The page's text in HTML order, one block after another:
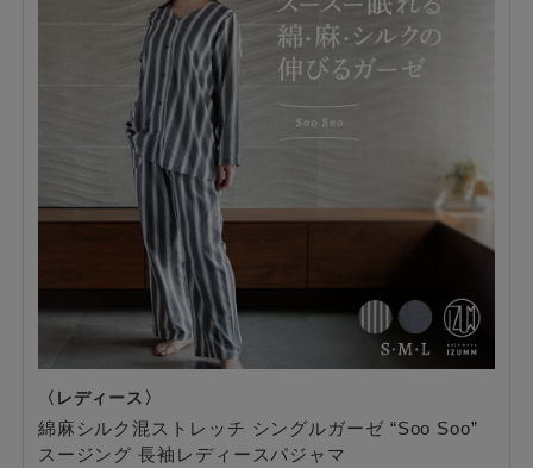
綿麻シルク混ストレッチ シングルガーゼ “Soo Soo”
スージング 長袖レディースパジャマ